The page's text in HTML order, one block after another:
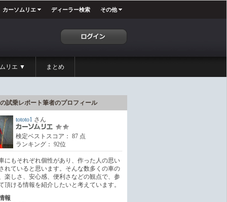
カーソムリエ ディーラー検索 その他
リエ ▼ まとめ
試乗レポート筆者のプロフィール
tototo1 さん
検定ベストスコア： 87 点
ランキング： 92位
にもそれぞれ個性があり、作った人の思い
れていると思います。そんな数多くの車の
楽しさ、安心感、便利さなどの観点で、参
頂ける情報を紹介したいと考えています。
報